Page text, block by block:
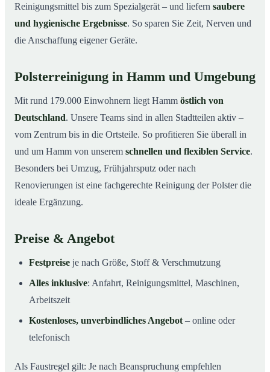
Reinigungsmittel bis zum Spezialgerät – und liefern saubere
und hygienische Ergebnisse. So sparen Sie Zeit, Nerven und
die Anschaffung eigener Geräte.
Polsterreinigung in Hamm und Umgebung
Mit rund 179.000 Einwohnern liegt Hamm östlich von
Deutschland. Unsere Teams sind in allen Stadtteilen aktiv –
vom Zentrum bis in die Ortsteile. So profitieren Sie überall in
und um Hamm von unserem schnellen und flexiblen Service.
Besonders bei Umzug, Frühjahrsputz oder nach
Renovierungen ist eine fachgerechte Reinigung der Polster die
ideale Ergänzung.
Preise & Angebot
Festpreise je nach Größe, Stoff & Verschmutzung
Alles inklusive: Anfahrt, Reinigungsmittel, Maschinen,
Arbeitszeit
Kostenloses, unverbindliches Angebot – online oder
telefonisch
Als Faustregel gilt: Je nach Beanspruchung empfehlen